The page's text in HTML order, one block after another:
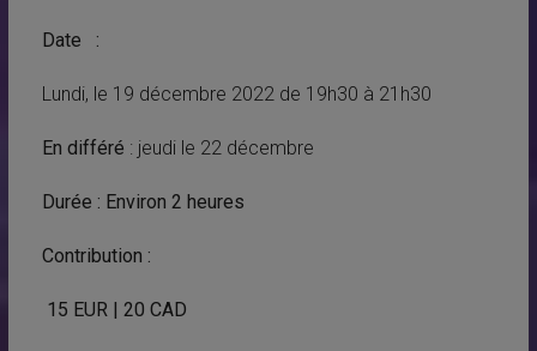
Date :
Lundi, le 19 décembre 2022 de 19h30 à 21h30
En différé : jeudi le 22 décembre
Durée : Environ 2 heures
Contribution :
15 EUR | 20 CAD